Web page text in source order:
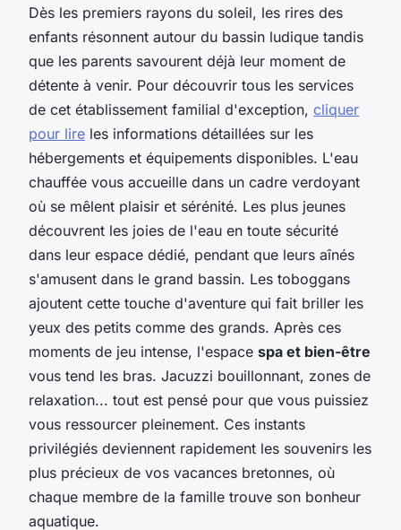
Dès les premiers rayons du soleil, les rires des
enfants résonnent autour du bassin ludique tandis
que les parents savourent déjà leur moment de
détente à venir. Pour découvrir tous les services
de cet établissement familial d'exception, cliquer
pour lire les informations détaillées sur les
hébergements et équipements disponibles. L'eau
chauffée vous accueille dans un cadre verdoyant
où se mêlent plaisir et sérénité. Les plus jeunes
découvrent les joies de l'eau en toute sécurité
dans leur espace dédié, pendant que leurs aînés
s'amusent dans le grand bassin. Les toboggans
ajoutent cette touche d'aventure qui fait briller les
yeux des petits comme des grands. Après ces
moments de jeu intense, l'espace spa et bien-être
vous tend les bras. Jacuzzi bouillonnant, zones de
relaxation... tout est pensé pour que vous puissiez
vous ressourcer pleinement. Ces instants
privilégiés deviennent rapidement les souvenirs les
plus précieux de vos vacances bretonnes, où
chaque membre de la famille trouve son bonheur
aquatique.